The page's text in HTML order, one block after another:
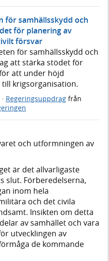
för samhällsskydd och
för planering av
försvar
för samhällsskydd och
att stärka stödet för
att under höjd
krigsorganisation.
· Regeringsuppdrag från
och utformningen av
är det allvarligaste
slut. Förberedelserna,
inom hela
och det civila
Insikten om detta
av samhället och vara
utvecklingen av
de kommande